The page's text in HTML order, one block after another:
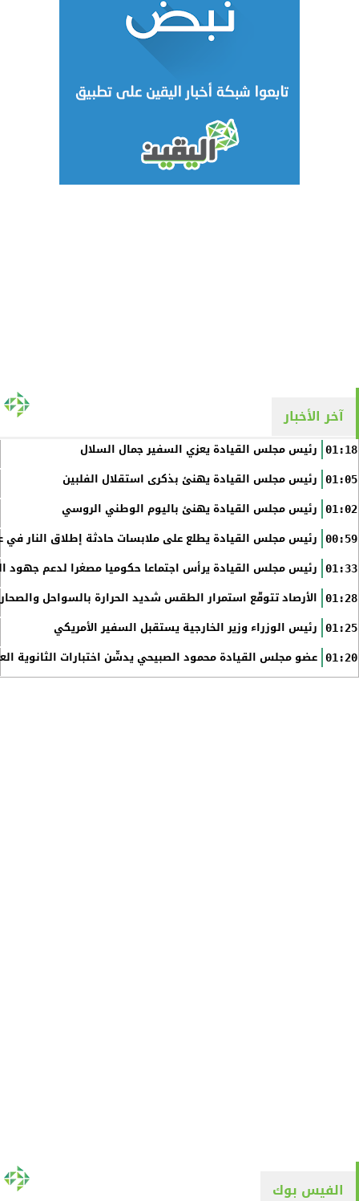
آخر الأخبار
01:18 رئيس مجلس القيادة يعزي السفير جمال السلال
01:05 رئيس مجلس القيادة يهنئ بذكرى استقلال الفلبين
01:02 رئيس مجلس القيادة يهنئ باليوم الوطني الروسي
00:59 رئيس مجلس القيادة يطلع على ملابسات حادثة إطلاق النار في
01:33 رئيس مجلس القيادة يرأس اجتماعا حكوميا مصغرا لدعم جهود
01:28 الأرصاد تتوقّع استمرار الطقس شديد الحرارة بالسواحل
01:25 رئيس الوزراء وزير الخارجية يستقبل السفير الأمريكي
01:20 عضو مجلس القيادة محمود الصبيحي يدشّن اختبارات الثانوية
الفيس بوك